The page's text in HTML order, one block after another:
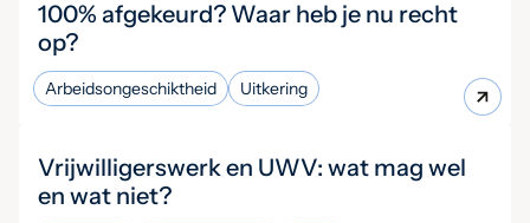
100% afgekeurd? Waar heb je nu recht
op?
Arbeidsongeschiktheid Uitkering
Vrijwilligerswerk en UWV: wat mag wel
en wat niet?